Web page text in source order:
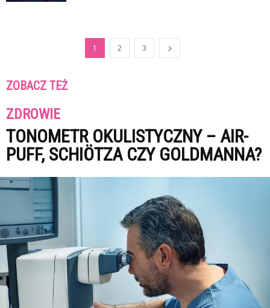
1 2 3
ZOBACZ TEŻ
ZDROWIE
TONOMETR OKULISTYCZNY – AIR-
PUFF, SCHIÖTZA CZY GOLDMANNA?